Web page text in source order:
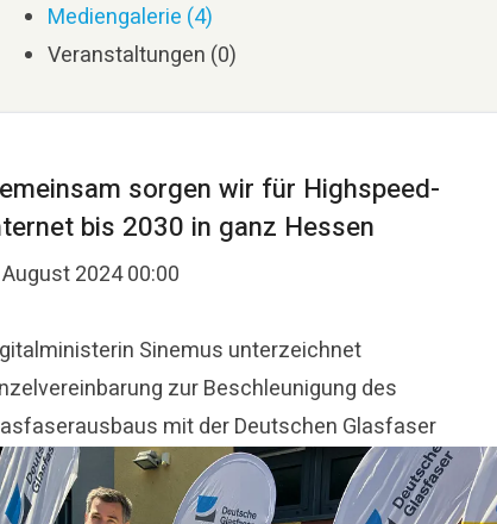
Mediengalerie (4)
Veranstaltungen (0)
sorgen wir für Highspeed-
bis 2030 in ganz Hessen
2024 00:00
Sinemus unterzeichnet
zur Beschleunigung des
mit der Deutschen Glasfaser